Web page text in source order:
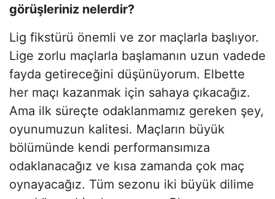
görüşleriniz nelerdir?
Lig fikstürü önemli ve zor maçlarla başlıyor.
Lige zorlu maçlarla başlamanın uzun vadede
fayda getireceğini düşünüyorum. Elbette
her maçı kazanmak için sahaya çıkacağız.
Ama ilk süreçte odaklanmamız gereken şey,
oyunumuzun kalitesi. Maçların büyük
bölümünde kendi performansımıza
odaklanacağız ve kısa zamanda çok maç
oynayacağız. Tüm sezonu iki büyük dilime